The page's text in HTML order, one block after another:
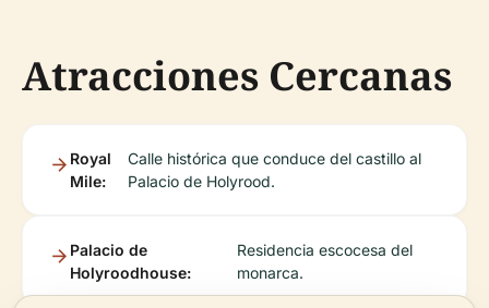
Atracciones Cercanas
Royal
Mile:
Calle histórica que conduce del castillo al
Palacio de Holyrood.
Palacio de
Holyroodhouse:
Residencia escocesa del
monarca.